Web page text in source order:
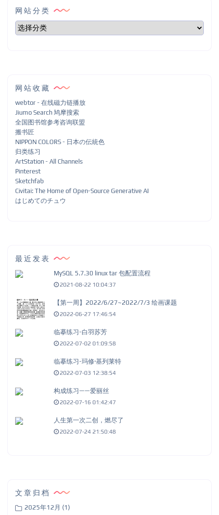
网站分类
网站收藏
webtor - 在线磁力链播放
Jiumo Search 鸠摩搜索
全国图书馆参考咨询联盟
搬书匠
NIPPON COLORS - 日本の伝統色
归类练习
ArtStation - All Channels
Pinterest
Sketchfab
Civitai: The Home of Open-Source Generative AI
はじめてのチュウ
最近发表
MySQL 5.7.30 linux tar 包配置流程
2021-08-22 10:04:37
【第一周】2022/6/27~2022/7/3 绘画课题
2022-06-27 17:46:54
临摹练习-白羽苏芳
2022-07-02 01:09:58
临摹练习-玛修·基列莱特
2022-07-03 12:38:54
构成练习——爱丽丝
2022-07-16 01:42:47
人生第一次二创，燃尽了
2022-07-24 21:50:48
文章归档
2025年12月 (1)